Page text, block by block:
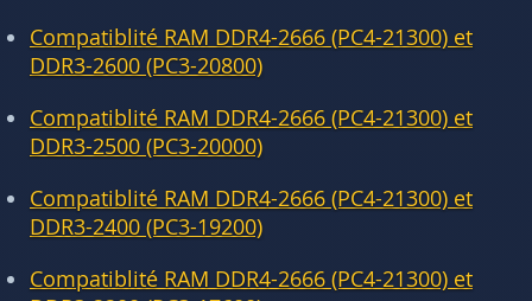
Compatiblité RAM DDR4-2666 (PC4-21300) et
DDR3-2600 (PC3-20800)
Compatiblité RAM DDR4-2666 (PC4-21300) et
DDR3-2500 (PC3-20000)
Compatiblité RAM DDR4-2666 (PC4-21300) et
DDR3-2400 (PC3-19200)
Compatiblité RAM DDR4-2666 (PC4-21300) et